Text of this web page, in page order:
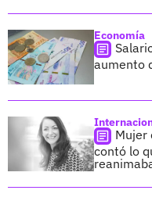
Economía
aumento
Mujer
contó lo